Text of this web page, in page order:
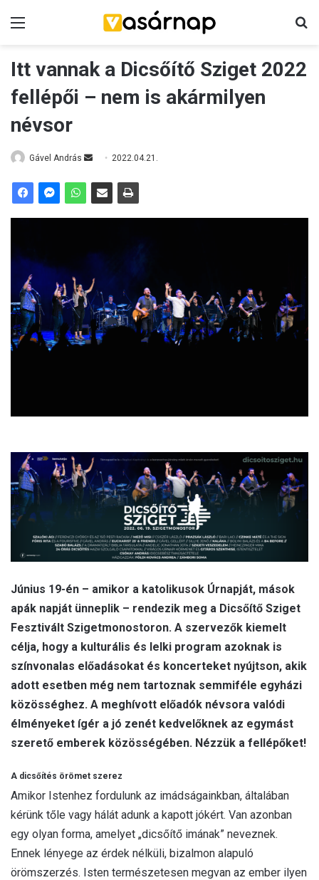
Itt vannak a Dicsőítő Sziget 2022
fellépői – nem is akármilyen
névsor
Gável András
n
m
a
i
2022.04.21.
Június 19-én – amikor a katolikusok Úrnapját, mások
apák napját ünneplik – rendezik meg a Dicsőítő Sziget
Fesztivált Szigetmonostoron. A szervezők kiemelt
célja, hogy a kulturális és lelki program azoknak is
színvonalas előadásokat és koncerteket nyújtson, akik
adott esetben még nem tartoznak semmiféle egyházi
közösséghez. A meghívott előadók névsora valódi
élményeket ígér a jó zenét kedvelőknek az egymást
szerető emberek közösségében. Nézzük a fellépőket!
A dicsőítés örömet szerez
Amikor Istenhez fordulunk az imádságainkban, általában
kérünk tőle vagy hálát adunk a kapott jókért. Van azonban
egy olyan forma, amelyet „dicsőítő imának” neveznek.
Ennek lényege az érdek nélküli, bizalmon alapuló
örömszerzés. Isten természetesen megvan az ember ilyen